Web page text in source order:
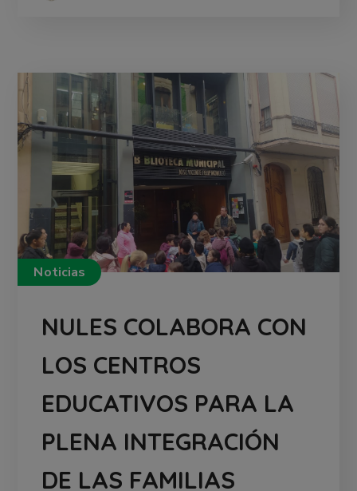
Noticias
NULES COLABORA CON
LOS CENTROS
EDUCATIVOS PARA LA
PLENA INTEGRACIÓN
DE LAS FAMILIAS